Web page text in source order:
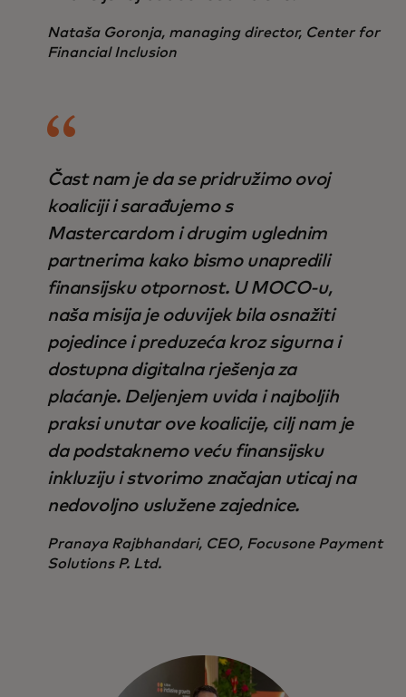
Nataša Goronja, managing director, Center for
Financial Inclusion
Čast nam je da se pridružimo ovoj
koaliciji i sarađujemo s
Mastercardom i drugim uglednim
partnerima kako bismo unapredili
finansijsku otpornost. U MOCO-u,
naša misija je oduvijek bila osnažiti
pojedince i preduzeća kroz sigurna i
dostupna digitalna rješenja za
plaćanje. Deljenjem uvida i najboljih
praksi unutar ove koalicije, cilj nam je
da podstaknemo veću finansijsku
inkluziju i stvorimo značajan uticaj na
nedovoljno uslužene zajednice.
Pranaya Rajbhandari, CEO, Focusone Payment
Solutions P. Ltd.